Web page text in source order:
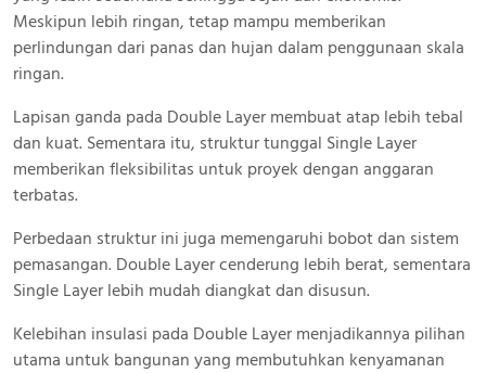
Meskipun lebih ringan, tetap mampu memberikan
perlindungan dari panas dan hujan dalam penggunaan skala
ringan.
Lapisan ganda pada Double Layer membuat atap lebih tebal
dan kuat. Sementara itu, struktur tunggal Single Layer
memberikan fleksibilitas untuk proyek dengan anggaran
terbatas.
Perbedaan struktur ini juga memengaruhi bobot dan sistem
pemasangan. Double Layer cenderung lebih berat, sementara
Single Layer lebih mudah diangkat dan disusun.
Kelebihan insulasi pada Double Layer menjadikannya pilihan
utama untuk bangunan yang membutuhkan kenyamanan